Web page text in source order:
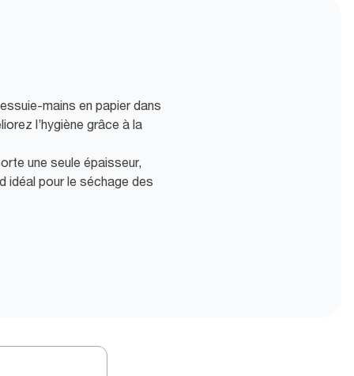
mains en papier dans
l’hygiène grâce à la
une seule épaisseur,
idéal pour le séchage des